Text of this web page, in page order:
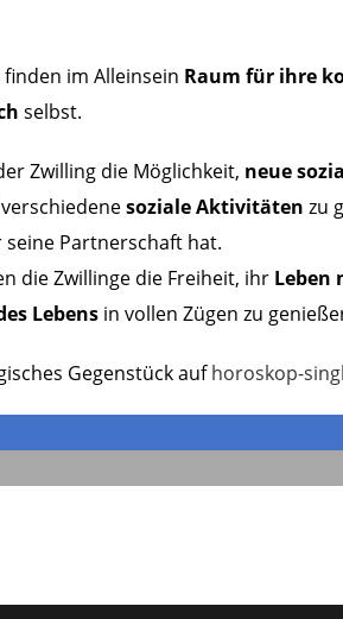
im Alleinsein Raum für ihre
selbst.
Zwilling die Möglichkeit, neue
soziale Aktivitäten zu
seine Partnerschaft hat.
die Zwillinge die Freiheit, ihr Leben
Lebens in vollen Zügen zu
Gegenstück aufhoroskop-